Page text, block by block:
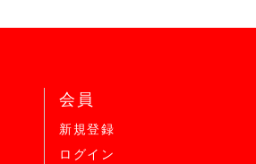
会員
新規登録
ログイン